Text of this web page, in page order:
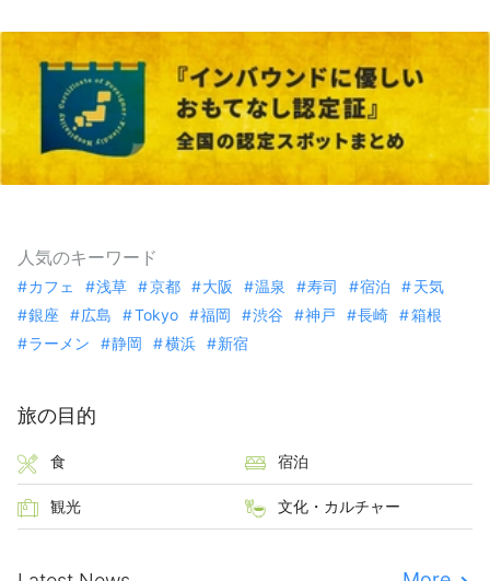
人気のキーワード
カフェ 浅草 京都 大阪 温泉 寿司 宿泊
天気
銀座
広島 Tokyo 福岡 渋谷 神戸 長崎
箱根
ラーメン
静岡 横浜 新宿
旅の目的
食 宿泊
観光 文化・カルチャー